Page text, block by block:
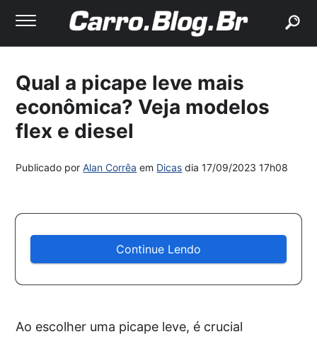
Qual a picape leve mais
econômica? Veja modelos
flex e diesel
Publicado porAlan Corrêa em Dicas dia17/09/2023 17h08
Continue Lendo
Ao escolher uma picape leve, é crucial